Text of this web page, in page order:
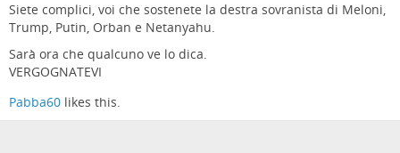
Siete complici, voi che sostenete la destra sovranista di Meloni,
Trump, Putin, Orban e Netanyahu.
Sarà ora che qualcuno ve lo dica.
VERGOGNATEVI
Pabba60 likes this.